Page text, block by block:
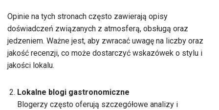
Opinie na tych stronach często zawierają opisy
doświadczeń związanych z atmosferą, obsługą oraz
jedzeniem. Ważne jest, aby zwracać uwagę na liczby oraz
jakość recenzji, co może dostarczyć wskazówek o stylu i
jakości lokalu.
Lokalne blogi gastronomiczne
Blogerzy często oferują szczegółowe analizy i